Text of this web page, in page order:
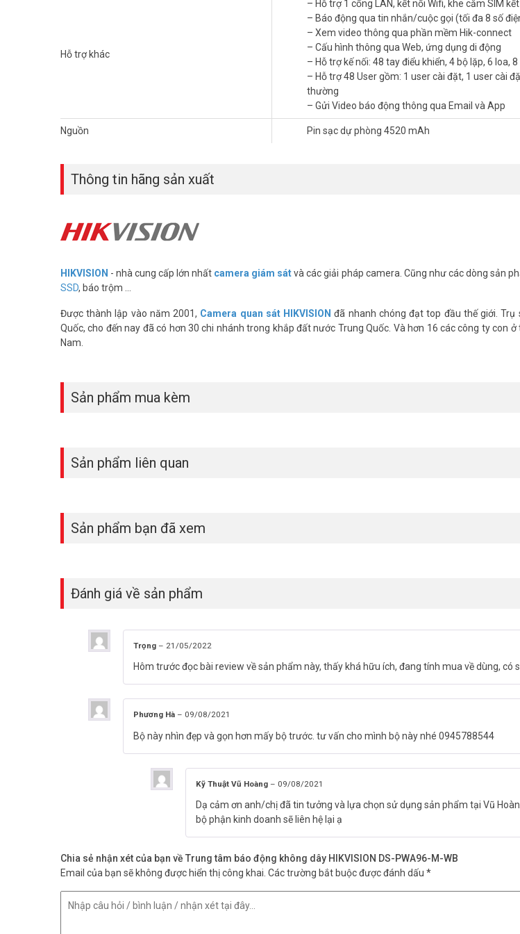
Hỗ trợ khác
– Hỗ trợ 1 cổng LAN, kết nối Wifi, khe cắm SIM
– Báo động qua tin nhắn/cuộc gọi (tối đa 8 số
– Xem video thông qua phần mềm Hik-connect
– Cấu hình thông qua Web, ứng dụng di động
– Hỗ trợ kế nối: 48 tay điểu khiển, 4 bộ lặp, 6 loa,
– Hỗ trợ 48 User gồm: 1 user cài đặt, 1 user cài
thường
– Gửi Video báo động thông qua Email và App
Nguồn Pin sạc dự phòng 4520 mAh
Thông tin hãng sản xuất
HIKVISION - nhà cung cấp lớn nhất camera giám sátvà các giải pháp camera. Cũng như các dòng sản
SSD, báo trộm ...
Được thành lập vào năm 2001, Camera quan sát HIKVISION đã nhanh chóng đạt top đầu thế giới. Trụ
Quốc, cho đến nay đã có hơn 30 chi nhánh trong khắp đất nước Trung Quốc. Và hơn 16 các công ty con
Nam.
Sản phẩm mua kèm
Sản phẩm liên quan
Sản phẩm bạn đã xem
Đánh giá về sản phẩm
Trọng – 21/05/2022
Hôm trước đọc bài review về sản phẩm này, thấy khá hữu ích, đang tính mua về dùng, có
Phương Hà – 09/08/2021
Bộ này nhìn đẹp và gọn hơn mấy bộ trước. tư vấn cho mình bộ này nhé 0945788544
Kỹ Thuật Vũ Hoàng – 09/08/2021
Dạ cảm ơn anh/chị đã tin tưởng và lựa chọn sử dụng sản phẩm tại Vũ
bộ phận kinh doanh sẽ liên hệ lại ạ
Chia sẻ nhận xét của bạn về Trung tâm báo động không dây HIKVISION DS-PWA96-M-WB
Email của bạn sẽ không được hiển thị công khai. Các trường bắt buộc được đánh dấu *